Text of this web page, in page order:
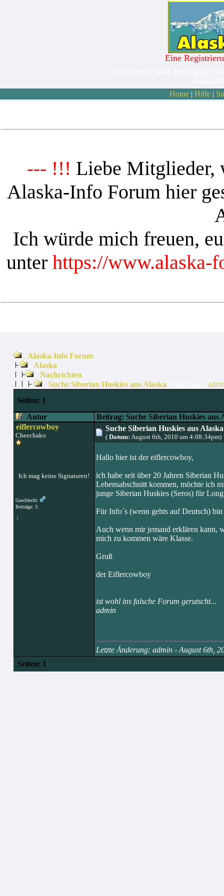
Eine
Home| Hilfe|
--- !!! Liebe Mitglieder,
Alaska-Info Forum hier
Ich würde mich freuen,
unter https://www.alaska-
Alaska-Info Forum
Alaska
Nachrichten
Suche Siberian Huskies aus Alaska
Seiten: 1
Autor
Beitrag: Suche Siberian Huskies aus
eiflercowboy
Cheechako
Ich mag keine Signaturen!
Geschlecht:
Beiträge: 3
|
Suche Siberian Huskies aus Alaska
(Datum: August 6th, 2010 um 4:08:34pm)
Hallo hier ist der eiflercowboy,
ich habe seit über 20 Jahren Siberian
Lebensabschnitt kommen, möchte ich
junge Siberian Huskies (Seros) für
Für Info´s (wenn gehts auf Deutsch)
Auch wenn mir jemand erklären kann,
mich zu kommen wäre Klasse.
Gruß
der Eiflercowboy
ist wohl ins falsche Forum gerutscht...
admin
Letzte Änderung: admin - August 6th,
Seiten: 1